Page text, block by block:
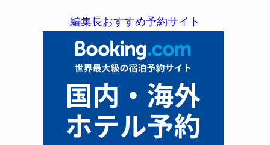
編集長おすすめ予約サイト